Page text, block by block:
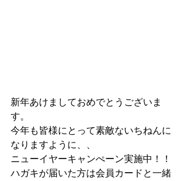
新年あけましておめでとうございま
す。
今年も皆様にとって素敵ないちねんに
なりますように、、
ニューイヤーキャンぺーン実施中！！
ハガキが届いた方は会員カードと一緒